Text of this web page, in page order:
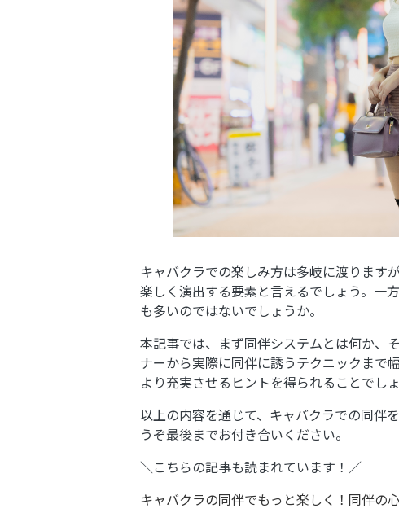
キャバクラでの楽しみ方は多岐に渡ります
楽しく演出する要素と言えるでしょう。一
も多いのではないでしょうか。
本記事では、まず同伴システムとは何か、
ナーから実際に同伴に誘うテクニックまで
より充実させるヒントを得られることでしょ
以上の内容を通じて、キャバクラでの同伴
うぞ最後までお付き合いください。
＼こちらの記事も読まれています！／
キャバクラの同伴でもっと楽しく！同伴の